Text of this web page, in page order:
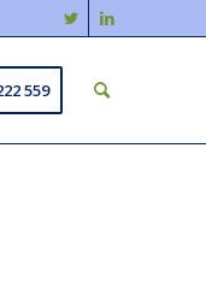
559